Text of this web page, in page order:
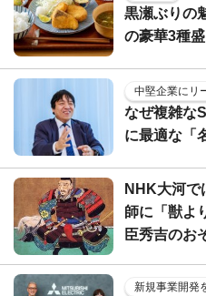
黒瀬ぶりの
の豪華3種
中堅企業にリ
なぜ複雑な
に最適な「
NHK大河で
師に「獣よ
臣秀吉のお
新規事業開発